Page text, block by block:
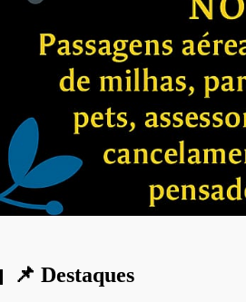
O Ceará acaba de
📌 Destaques